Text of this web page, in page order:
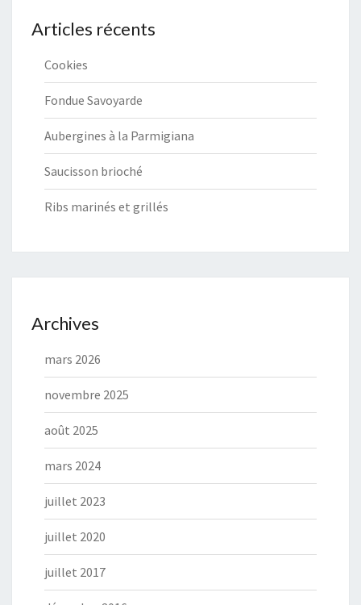
Articles récents
Cookies
Fondue Savoyarde
Aubergines à la Parmigiana
Saucisson brioché
Ribs marinés et grillés
Archives
mars 2026
novembre 2025
août 2025
mars 2024
juillet 2023
juillet 2020
juillet 2017